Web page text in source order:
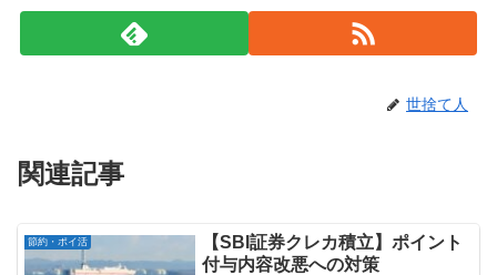
世捨て人
関連記事
節約・ポイ活
【SBI証券クレカ積立】ポイント
付与内容改悪への対策